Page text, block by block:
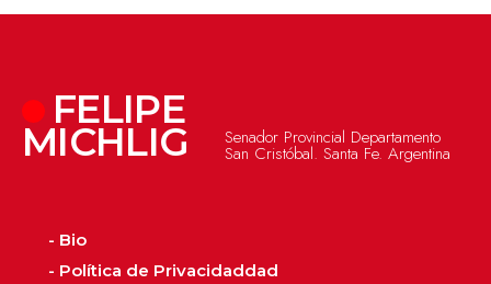
FELIPE
MICHLIG Senador Provincial Departamento
San Cristóbal. Santa Fe. Argentina
- Bio
- Política de Privacidaddad